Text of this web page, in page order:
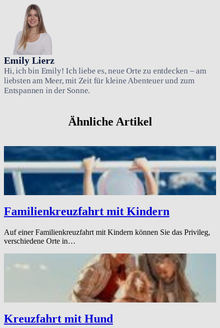
Emily Lierz
Hi, ich bin Emily! Ich liebe es, neue Orte zu entdecken – am
liebsten am Meer, mit Zeit für kleine Abenteuer und zum
Entspannen in der Sonne.
Ähnliche Artikel
Familienkreuzfahrt mit Kindern
Auf einer Familienkreuzfahrt mit Kindern können Sie das Privileg,
verschiedene Orte in…
Kreuzfahrt mit Hund